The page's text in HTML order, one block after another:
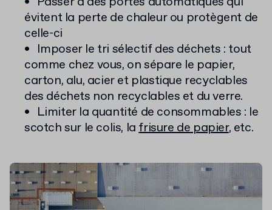
évitent la perte de chaleur ou protègent de
celle-ci
Imposer le tri sélectif des déchets : tout
comme chez vous, on sépare le papier,
carton, alu, acier et plastique recyclables
des déchets non recyclables et du verre.
Limiter la quantité de consommables : le
scotch sur le colis, lafrisure de papier, etc.